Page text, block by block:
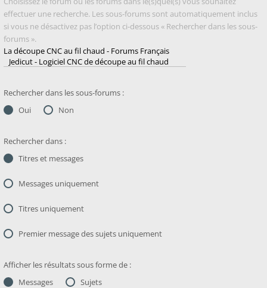
effectuer une recherche. Les sous-forums sont automatiquement inclus
si vous ne désactivez pas l’option ci-dessous « Rechercher dans les sous-
forums ».
Rechercher dans les sous-forums :
Oui
Non
Rechercher dans :
Titres et messages
Messages uniquement
Titres uniquement
Premier message des sujets uniquement
Afficher les résultats sous forme de :
Messages
Sujets